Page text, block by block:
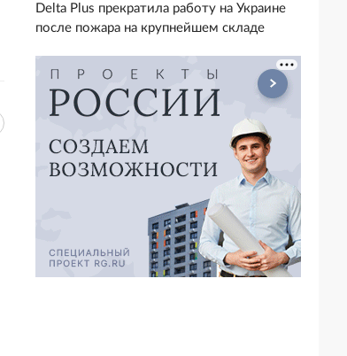
Delta Plus прекратила работу на Украине
после пожара на крупнейшем складе